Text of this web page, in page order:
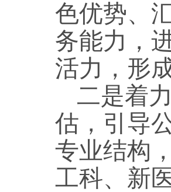
色优势、
务能力，
活力，形
二是着
估，引导
专业结构
工科、新